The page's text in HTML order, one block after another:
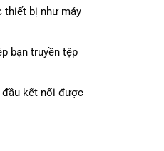
thiết bị như máy
bạn truyền tệp
đầu kết nối được